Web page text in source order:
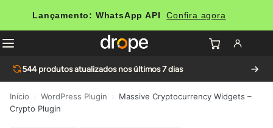
Lançamento: WhatsApp API Confira agora
544produtos atualizados nos últimos 7 dias
Início WordPress Plugin
Massive Cryptocurrency Widgets –
Crypto Plugin